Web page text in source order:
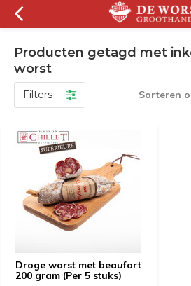
Producten getagd met
worst
Filters Sorteren
Droge worst met beaufort
200 gram (Per 5 stuks)